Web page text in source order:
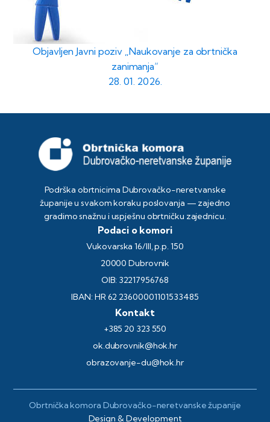
Objavljen Javni poziv „Naukovanje za obrtnička
zanimanja“
28. 01. 2026.
Podrška obrtnicima Dubrovačko-neretvanske
županije u svakom koraku poslovanja — zajedno
gradimo snažnu i uspješnu obrtničku zajednicu.
Podaci o komori
Vukovarska 16/III, p.p. 150
20000 Dubrovnik
OIB: 32217956768
IBAN: HR 62 23600001101533485
Kontakt
+385 20 323 550
ok.dubrovnik@hok.hr
obrazovanje-du@hok.hr
Obrtnička komora Dubrovačko-neretvanske županije
Design & Development